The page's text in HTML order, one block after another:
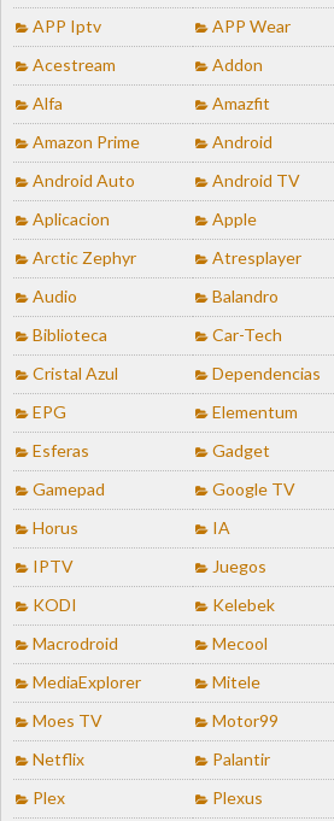
APP Iptv
APP Wear
Acestream
Addon
Alfa
Amazfit
Amazon Prime
Android
Android Auto
Android TV
Aplicacion
Apple
Arctic Zephyr
Atresplayer
Audio
Balandro
Biblioteca
Car-Tech
Cristal Azul
Dependencias
EPG
Elementum
Esferas
Gadget
Gamepad
Google TV
Horus
IA
IPTV
Juegos
KODI
Kelebek
Macrodroid
Mecool
MediaExplorer
Mitele
Moes TV
Motor99
Netflix
Palantir
Plex
Plexus